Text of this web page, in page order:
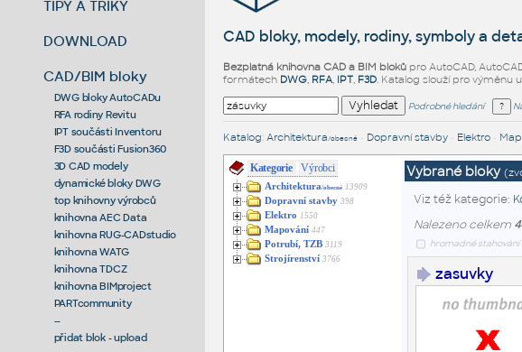
TIPY A TRIKY
DOWNLOAD
CAD/BIM bloky
DWG bloky AutoCADu
RFA rodiny Revitu
IPT součásti Inventoru
F3D součásti Fusion360
3D CAD modely
dynamické bloky DWG
top knihovny výrobců
knihovna AEC Data
knihovna RUG-CADstudio
knihovna WATG
knihovna TDCZ
knihovna BIMproject
PARTcommunity
--
přidat blok - upload
CAD bloky, modely, rodiny, symboly a
Bezplatná knihovna CAD a BIM blokůpro AutoCAD,
formátech DWG, RFA, IPT, F3D. Katalog slouží pro výměnu
Podrobné hledání
Katalog: Architektura /obecné• Dopravní stavby• Elektro•
Kategorie Výrobci
Architektura/obecné 13909
Dopravní stavby 398
Elektro 1550
Mapování 447
Potrubí, TZB 3119
Strojírenství 3766
Vybrané bloky
Viz též kategorie:
Nalezeno celkem
hromadné stahování
zasuvky